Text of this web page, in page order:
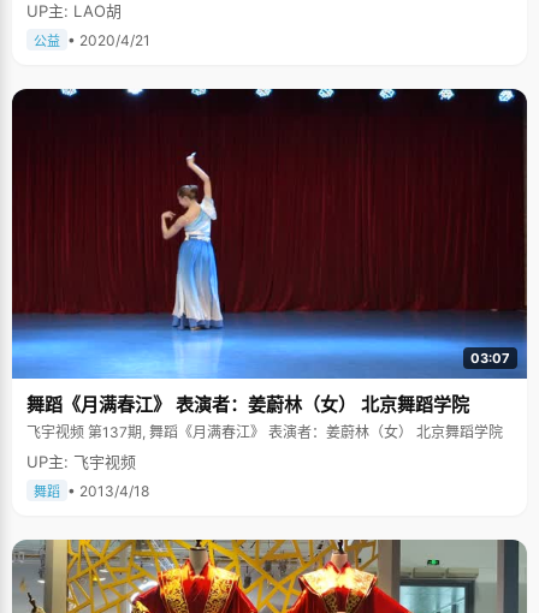
UP主: LAO胡
公益 • 2020/4/21
03:07
舞蹈《月满春江》 表演者：姜蔚林（女） 北京舞蹈学院
飞宇视频 第137期, 舞蹈《月满春江》 表演者：姜蔚林（女） 北京舞蹈学院
UP主: 飞宇视频
舞蹈 • 2013/4/18